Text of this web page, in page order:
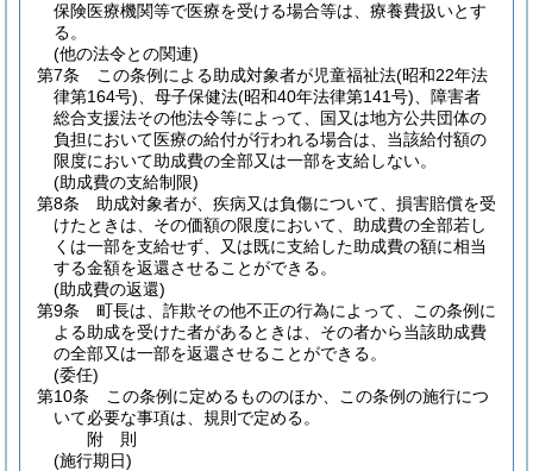
保険医療機関等で医療を受ける場合等は、療養費扱いとす
る。
(他の法令との関連)
第7条
この条例による助成対象者が児童福祉法(昭和22年法
律第164号) 、母子保健法(昭和40年法律第141号) 、障害者
総合支援法その他法令等によって、国又は地方公共団体の
負担において医療の給付が行われる場合は、当該給付額の
限度において助成費の全部又は一部を支給しない。
(助成費の支給制限)
第8条
助成対象者が、疾病又は負傷について、損害賠償を受
けたときは、その価額の限度において、助成費の全部若し
くは一部を支給せず、又は既に支給した助成費の額に相当
する金額を返還させることができる。
(助成費の返還)
第9条
町長は、詐欺その他不正の行為によって、この条例に
よる助成を受けた者があるときは、その者から当該助成費
の全部又は一部を返還させることができる。
(委任)
第10条
この条例に定めるもののほか、この条例の施行につ
いて必要な事項は、規則で定める。
附 則
(施行期日)